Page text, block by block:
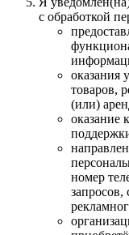
с обработкой
оказания
товаров,
(или)
оказание
номер